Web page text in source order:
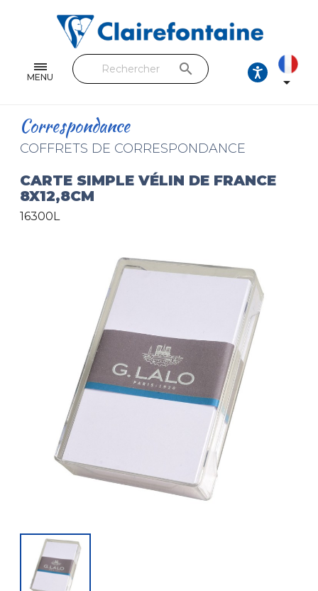
MENU
Feuilles & Copies
Beaux-arts & Dessin
Loisirs créatifs
Papiers cadeaux et emballages
Cuir & trousses
Toutes les collections
search

Correspondance
COFFRETS DE CORRESPONDANCE
CARTE SIMPLE VÉLIN DE FRANCE
8X12,8CM
16300L